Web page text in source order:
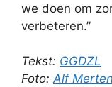
we doen om
verbeteren.”
Tekst: GGDZL
Foto:Alf